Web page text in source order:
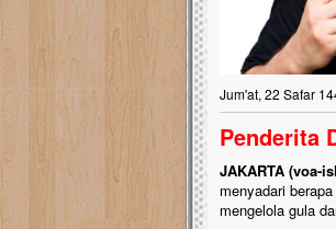
Jum'at, 22 Safar
Penderita
JAKARTA (voa-
menyadari
mengelola gula